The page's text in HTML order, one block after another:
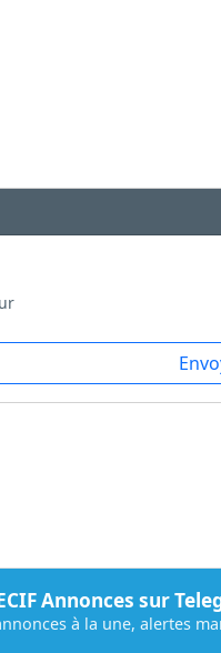
Annonces sur
à la une, alertes